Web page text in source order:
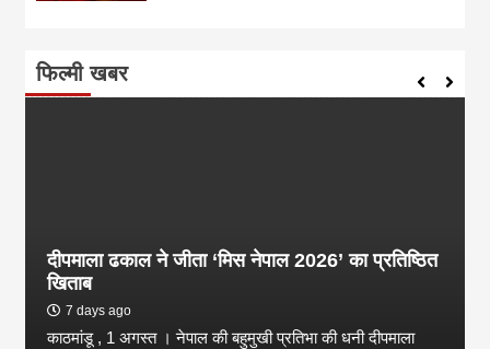
फिल्मी खबर
दीपमाला ढकाल ने जीता ‘मिस नेपाल 2026’ का प्रतिष्ठित
खिताब
7 days ago
काठमांडू , 1 अगस्त । नेपाल की बहुमुखी प्रतिभा की धनी दीपमाला